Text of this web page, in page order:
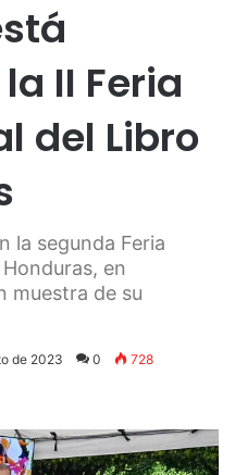
II Feria
del Libro
la segunda Feria
en
muestra de su
de 2023 0 728